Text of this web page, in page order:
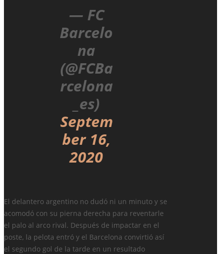
— FC
Barcelo
na
(@FCBa
rcelona
_es)
Septem
ber 16,
2020
El delantero argentino no dudó ni un minuto y se
acomodó con su pierna derecha para reventarle
el palo al arco rival. Después de impactar en el
poste, la pelota entró y el Barcelona convirtió así
el segundo gol de la tarde en un resultado